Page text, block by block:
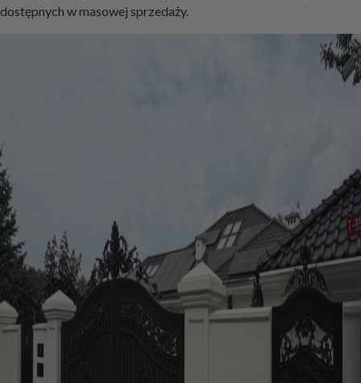
dostępnych w masowej sprzedaży.